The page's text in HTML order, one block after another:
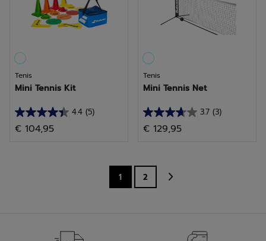
reseñas
reseñas
Tenis
Mini Tennis Kit
4.4 (5)
4.4
de
€ 104,95
Tenis
Mini Tennis Net
3.7 (3)
3.7
de
estrellas.
3
reseñas
€ 129,95
1 2